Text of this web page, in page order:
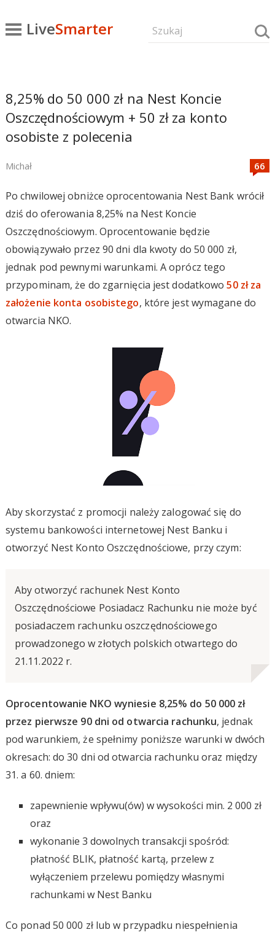
LiveSmarter
8,25% do 50 000 zł na Nest Koncie
Oszczędnościowym + 50 zł za konto
osobiste z polecenia
Michał
Po chwilowej obniżce oprocentowania Nest Bank wrócił
dziś do oferowania 8,25% na Nest Koncie
Oszczędnościowym. Oprocentowanie będzie
obowiązywało przez 90 dni dla kwoty do 50 000 zł,
jednak pod pewnymi warunkami. A oprócz tego
przypominam, że do zgarnięcia jest dodatkowo50 zł za
założenie konta osobistego, które jest wymagane do
otwarcia NKO.
Aby skorzystać z promocji należy zalogować się do
systemu bankowości internetowej Nest Banku i
otworzyć Nest Konto Oszczędnościowe, przy czym:
Aby otworzyć rachunek Nest Konto
Oszczędnościowe Posiadacz Rachunku nie może być
posiadaczem rachunku oszczędnościowego
prowadzonego w złotych polskich otwartego do
21.11.2022 r.
Oprocentowanie NKO wyniesie 8,25% do 50 000 zł
przez pierwsze 90 dni od otwarcia rachunku, jednak
pod warunkiem, że spełnimy poniższe warunki w dwóch
okresach: do 30 dni od otwarcia rachunku oraz między
31. a 60. dniem:
zapewnienie wpływu(ów) w wysokości min. 2 000 zł
oraz
wykonanie 3 dowolnych transakcji spośród:
płatność BLIK, płatność kartą, przelew z
wyłączeniem przelewu pomiędzy własnymi
rachunkami w Nest Banku
Co ponad 50 000 zł lub w przypadku niespełnienia